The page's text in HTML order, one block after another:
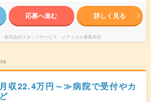
応募へ進む 詳しく見る
株式会社スタッフサービス メディカル事業本部
収22.4万円～≫病院で受付やカ